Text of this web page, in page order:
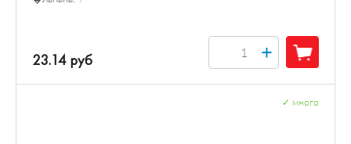
23.14 руб +
много